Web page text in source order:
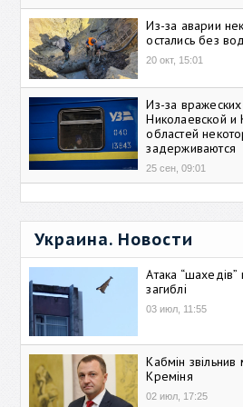
Из-за аварии
остались без
20 окт, 15:01
Из-за
Николаевской и
областей
задерживаются
25 сен, 09:01
Украина. Новости
Атака
загиблі
03 июл, 11:55
Кабмін
Креміня
02 июл, 17:25